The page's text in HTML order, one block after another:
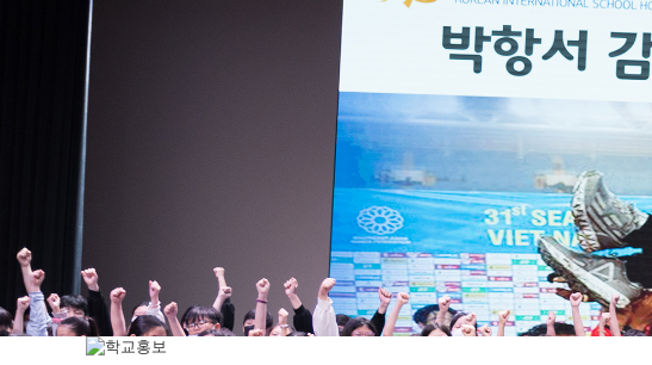
학교상징
학교연혁
교직원현황
학생현황
위치/전화
전경사진
학사일정
일과시간표
성과평가자료